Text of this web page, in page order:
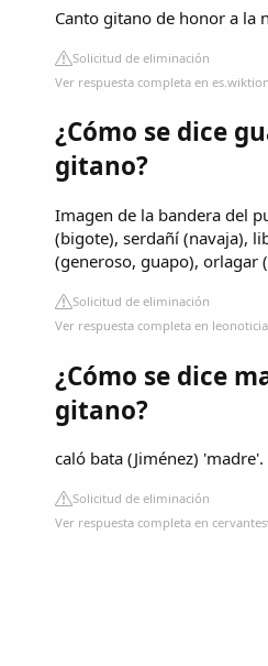
Canto gitano de honor a la
Solicitud de eliminación
Ver respuesta completa en
¿Cómo se dice
gitano?
Imagen de la bandera del
(bigote), serdañí (navaja),
(generoso, guapo), orlagar
Solicitud de eliminación
Ver respuesta completa en
¿Cómo se dice
gitano?
caló bata (Jiménez) 'madre'.
Solicitud de eliminación
Ver respuesta completa en